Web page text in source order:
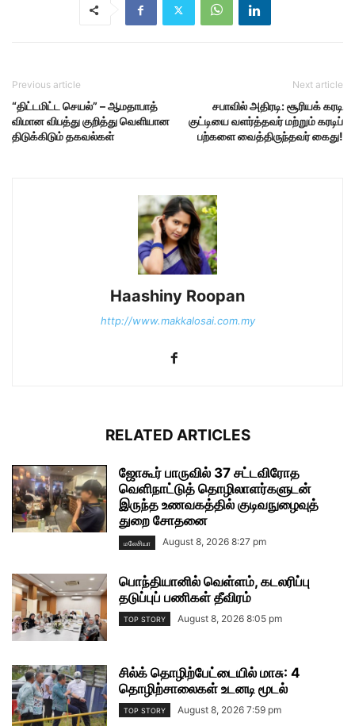
Previous article
“திட்டமிட்ட செயல்” – ஆமதாபாத்
விமான விபத்து குறித்து வெளியான
திடுக்கிடும் தகவல்கள்
Next article
சபாவில் அதிரடி: சூரியக் கரடி
குட்டியை வளர்த்தவர் மற்றும் கரடிப்
பற்களை வைத்திருந்தவர் கைது!
Haashiny Roopan
http://www.makkalosai.com.my
RELATED ARTICLES
ஜோகூர் பாருவில் 37 சட்டவிரோத
வெளிநாட்டுத் தொழிலாளர்களுடன்
இருந்த உணவகத்தில் குடிவநுழைவுத்
துறை சோதனை
மலேசியா August 8, 2026 8:27 pm
பொந்தியானில் வெள்ளம், கடலரிப்பு
தடுப்புப் பணிகள் தீவிரம்
TOP STORY August 8, 2026 8:05 pm
சில்க் தொழிற்பேட்டையில் மாசு: 4
தொழிற்சாலைகள் உடனடி மூடல்
TOP STORY August 8, 2026 7:59 pm